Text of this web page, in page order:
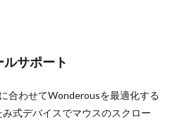
サポート
合わせてWonderousを最適化する
式デバイスでマウスのスクロー